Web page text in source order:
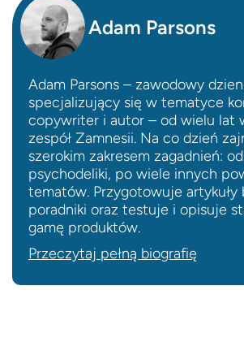
Adam Parsons
Adam Parsons – zawodowy
specjalizujący się w tematyce
copywriter i autor – od wielu lat
zespół Zamnesii. Na co dzień
szerokim zakresem zagadnień:
psychodeliki, po wiele innych
tematów. Przygotowuje artykuły
poradniki oraz testuje i opisuje
gamę produktów.
Przeczytaj pełną biografię